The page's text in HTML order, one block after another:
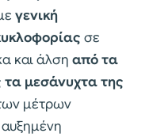
γενική
σε
και άλση από τα
μεσάνυχτα της
μέτρων
αυξημένη